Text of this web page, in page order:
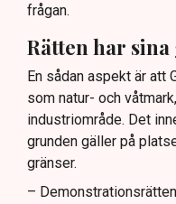
frågan.
Rätten har
En sådan aspekt är att
som natur- och
industriområde. Det
grunden gäller på
gränser.
–